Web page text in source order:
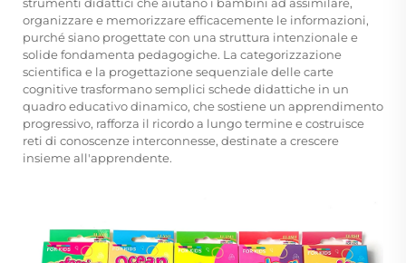
organizzare e memorizzare efficacemente le informazioni,
purché siano progettate con una struttura intenzionale e
solide fondamenta pedagogiche. La categorizzazione
scientifica e la progettazione sequenziale delle carte
cognitive trasformano semplici schede didattiche in un
quadro educativo dinamico, che sostiene un apprendimento
progressivo, rafforza il ricordo a lungo termine e costruisce
reti di conoscenze interconnesse, destinate a crescere
insieme all'apprendente.